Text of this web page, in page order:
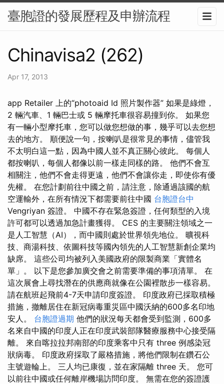
臺胞證的發展歷程及申辦流程
Chinavisa2 (262)
Apr 17, 2013
‎app Retailer 上的“photoaid Id 照片製作器” 如果是綠燈，
2 輛汽車、1 輛巴士或 5 輛摩托車很容易撞到你。 如果您
有一輛小型摩托車，您可以做您想做的事，幾乎可以去您想
去的地方。 順便說一句，按喇叭是很常見的事情，儘管我
不太明白這一點，因為中國人並不真正關心彼此。 每個人
都按喇叭，每個人都像以前一樣走同樣的路。 他們不會互
相關注，他們不會走得更遠，他們不會讓你走，即使你有優
先權。 在您計劃前往中國之前，請注意，除通過該國的航
空運輸外，在所有情況下都需要前往中國 台胞證台中
Vengriyan 簽證。 中國不存在緊急簽證，任何類型的入境
許可都可以透過加急計畫獲得。 CES 的主要關注領域之一
是人工智慧（AI），而中國則處於世界領先地位。 曠視科
技、商湯科技、依圖科技等國內領先的人工智慧新創企業均
缺席。 這些公司均被列入美國政府的限製商業「實體名
單」。 以下是您參加廣交會之前需要準備的事項清單。 在
這次展會上尋找潛在的供應商就像在公園裡散步一樣容易。
請在航班起飛前4-7天申請印度簽證。 印度政府已採取積極
措施，撤離居住在新冠病毒重災區中國沃納的600多名印地
安人。 台胞證過期 他們的狀況每天都會受到監測，600多
名來自中國的印度人正在印度武裝部隊醫療服務中心接受隔
離。 來自喀拉拉邦南部的印度乘客中只有 three 例感染冠
狀病毒。 印度政府採取了嚴格措施，將他們限制在鑽石公
主號遊輪上。 三人均已康復，並在家隔離 three 天。 您可
以前往中國或任何離岸機場訪問印度。 無需在您的簽證護